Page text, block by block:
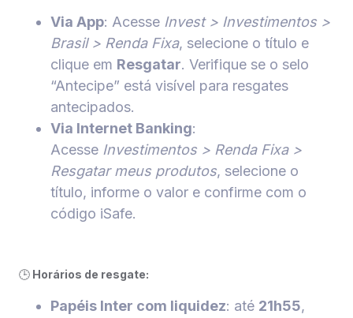
Via App: Acesse Invest > Investimentos >
Brasil > Renda Fixa, selecione o título e
clique em Resgatar. Verifique se o selo
“Antecipe” está visível para resgates
antecipados.
Via Internet Banking:
Acesse Investimentos > Renda Fixa >
Resgatar meus produtos, selecione o
título, informe o valor e confirme com o
código iSafe.
🕒 Horários de resgate:
Papéis Inter com liquidez: até 21h55,